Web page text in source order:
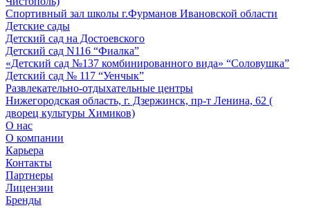
Спортивный зал школы г.Фурманов Ивановской области
Детские сады
Детский сад на Достоевского
Детский сад N116 “Фиалка”
«Детский сад №137 комбинированного вида» “Соловушка”
Детский сад № 117 “Уенчык”
Развлекательно-отдыхательные центры
Нижегородская область, г. Дзержинск, пр-т Ленина, 62 (
дворец культуры Химиков)
О нас
О компании
Карьера
Контакты
Партнеры
Лицензии
Бренды